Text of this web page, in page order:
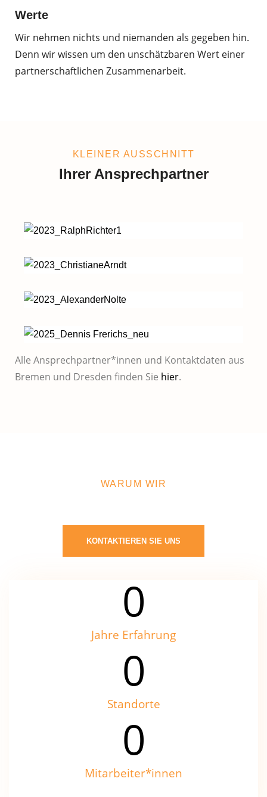
Werte
Wir nehmen nichts und niemanden als gegeben hin.
Denn wir wissen um den unschätzbaren Wert einer
partnerschaftlichen Zusammenarbeit.
KLEINER AUSSCHNITT
Ihrer Ansprechpartner
Alle Ansprechpartner*innen und Kontaktdaten aus
Bremen und Dresden finden Sie hier.
WARUM WIR
KONTAKTIEREN SIE UNS
Jahre Erfahrung
0
Standorte
0
Mitarbeiter*innen
0